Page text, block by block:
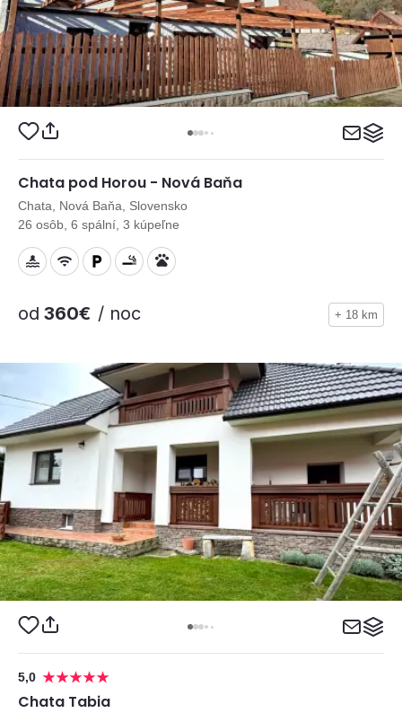
Chata pod Horou - Nová Baňa
Chata, Nová Baňa, Slovensko
26 osôb, 6 spální, 3 kúpeľne
od 360€ / noc + 18 km
5,0
Chata Tabia